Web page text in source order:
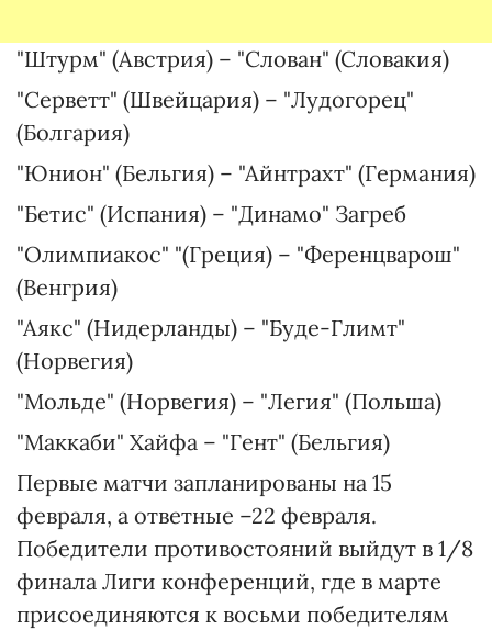
"Штурм" (Австрия) – "Слован" (Словакия)
"Серветт" (Швейцария) – "Лудогорец"
(Болгария)
"Юнион" (Бельгия) – "Айнтрахт" (Германия)
"Бетис" (Испания) – "Динамо" Загреб
"Олимпиакос" "(Греция) – "Ференцварош"
(Венгрия)
"Аякс" (Нидерланды) – "Буде-Глимт"
(Норвегия)
"Мольде" (Норвегия) – "Легия" (Польша)
"Маккаби" Хайфа – "Гент" (Бельгия)
Первые матчи запланированы на 15
февраля, а ответные –22 февраля.
Победители противостояний выйдут в 1/8
финала Лиги конференций, где в марте
присоединяются к восьми победителям